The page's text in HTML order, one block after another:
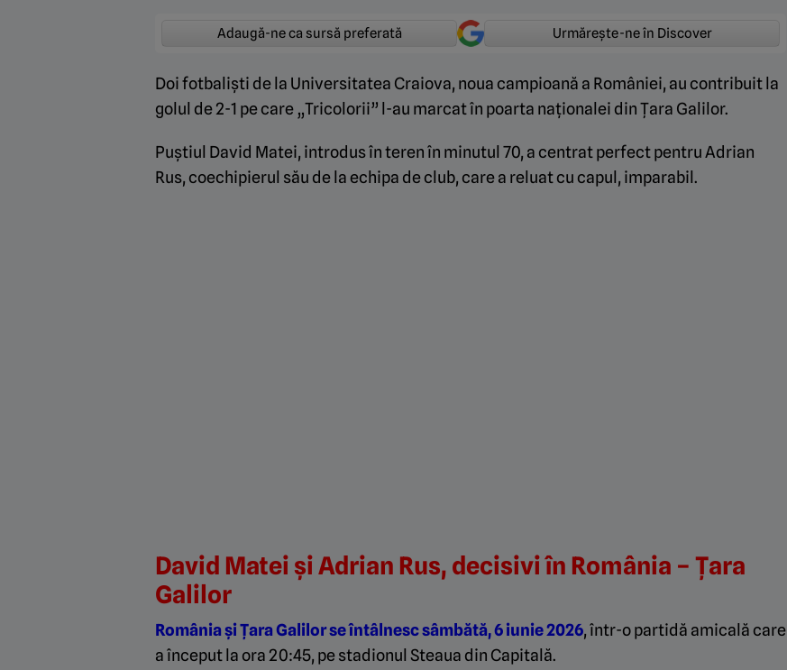
Adaugă-ne ca sursă preferată Urmărește-ne în Discover
Doi fotbaliști de la Universitatea Craiova, noua campioană a României, au contribuit la
golul de 2-1 pe care „Tricolorii” l-au marcat în poarta naționalei din Țara Galilor.
Puștiul David Matei, introdus în teren în minutul 70, a centrat perfect pentru Adrian
Rus, coechipierul său de la echipa de club, care a reluat cu capul, imparabil.
David Matei și Adrian Rus, decisivi în România – Țara
Galilor
România și Țara Galilor se întâlnesc sâmbătă, 6 iunie 2026, într-o partidă amicală care
a început la ora 20:45, pe stadionul Steaua din Capitală.